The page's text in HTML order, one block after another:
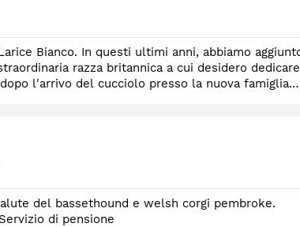
Bianco. In questi ultimi anni, abbiamo
razza britannica a cui desidero dedicare
l'arrivo del cucciolo presso la nuova famiglia.
del bassethound e welsh corgi pembroke.
di pensione